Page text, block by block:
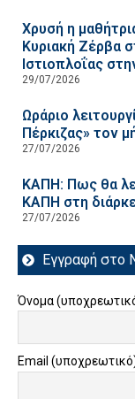
Χρυσή η
Κυριακή Ζέρβα
Ιστιοπλοΐας
29/07/2026
Ωράριο
Πέρκιζας» τον
27/07/2026
ΚΑΠΗ: Πως θα
ΚΑΠΗ στη
27/07/2026
Εγγραφή στο
Όνομα
Email